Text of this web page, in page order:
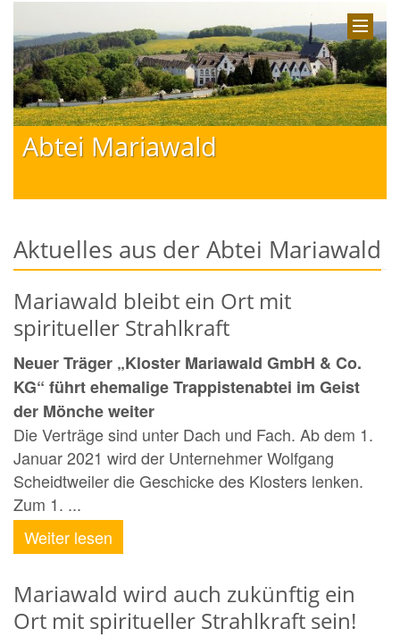
Abtei Mariawald
Aktuelles aus der Abtei Mariawald
Mariawald bleibt ein Ort mit
spiritueller Strahlkraft
Neuer Träger „Kloster Mariawald GmbH & Co.
KG“ führt ehemalige Trappistenabtei im Geist
der Mönche weiter
Die Verträge sind unter Dach und Fach. Ab dem 1.
Januar 2021 wird der Unternehmer Wolfgang
Scheidtweiler die Geschicke des Klosters lenken.
Zum 1. ...
Weiter lesen
Mariawald wird auch zukünftig ein
Ort mit spiritueller Strahlkraft sein!